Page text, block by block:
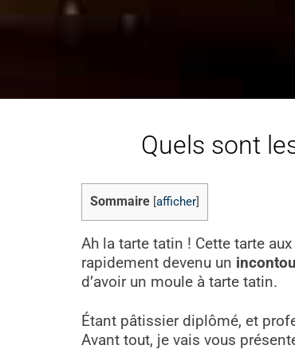
Quels sont
Sommaire afficher
Ah la tarte tatin ! Cette tarte
rapidement devenu un
d’avoir un moule à tarte tatin.
Étant pâtissier diplômé, et
Avant tout, je vais vous